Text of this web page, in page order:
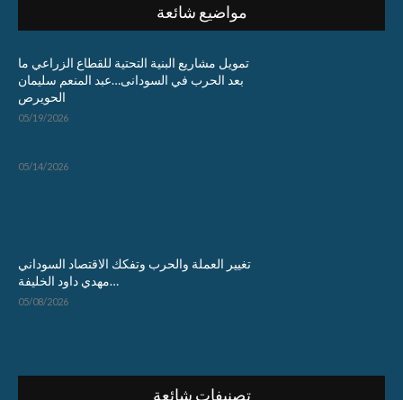
مواضيع شائعة
تمويل مشاريع البنية التحتية للقطاع الزراعي ما
بعد الحرب في السودانى…عبد المنعم سليمان
الحويرص
05/19/2026
05/14/2026
تغيير العملة والحرب وتفكك الاقتصاد السوداني
…مهدي داود الخليفة
05/08/2026
تصنيفات شائعة